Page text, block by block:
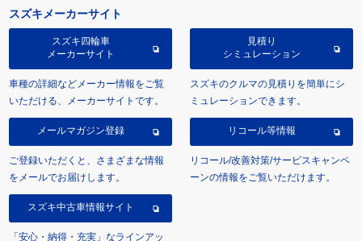
スズキメーカーサイト
スズキ四輪車
メーカーサイト
車種の詳細などメーカー情報をご覧
いただける、メーカーサイトです。
見積り
シミュレーション
スズキのクルマの見積りを簡単にシ
ミュレーションできます。
メールマガジン登録
ご登録いただくと、さまざまな情報
をメールでお届けします。
リコール等情報
リコール/改善対策/サービスキャンペ
ーンの情報をご覧いただけます。
スズキ中古車情報サイト
「安心・納得・充実」なラインアッ